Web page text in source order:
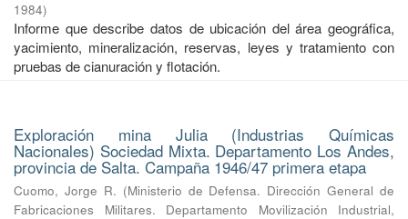
1984)
Informe que describe datos de ubicación del área geográfica,
yacimiento, mineralización, reservas, leyes y tratamiento con
pruebas de cianuración y flotación.
Exploración mina Julia (Industrias Químicas
Nacionales) Sociedad Mixta. Departamento Los Andes,
provincia de Salta. Campaña 1946/47 primera etapa
Cuomo, Jorge R. (Ministerio de Defensa. Dirección General de
Fabricaciones Militares. Departamento Movilización Industrial,